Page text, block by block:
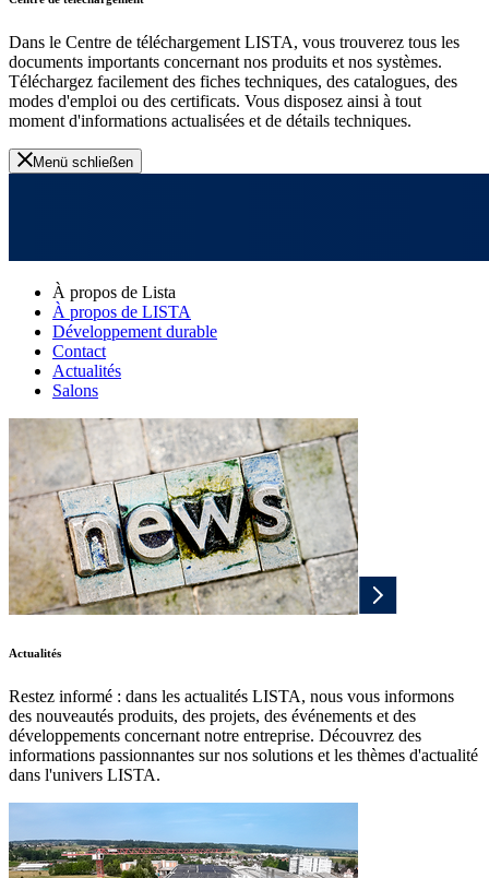
Dans le Centre de téléchargement LISTA, vous trouverez tous les
documents importants concernant nos produits et nos systèmes.
Téléchargez facilement des fiches techniques, des catalogues, des
modes d'emploi ou des certificats. Vous disposez ainsi à tout
moment d'informations actualisées et de détails techniques.
Menü schließen
À propos de Lista
À propos de LISTA
Développement durable
Contact
Actualités
Salons
Actualités
Restez informé : dans les actualités LISTA, nous vous informons
des nouveautés produits, des projets, des événements et des
développements concernant notre entreprise. Découvrez des
informations passionnantes sur nos solutions et les thèmes d'actualité
dans l'univers LISTA.